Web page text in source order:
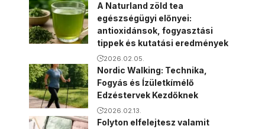
A Naturland zöld tea
egészségügyi előnyei:
antioxidánsok, fogyasztási
tippek és kutatási eredmények
2026.02.05.
Nordic Walking: Technika,
Fogyás és Ízületkímélő
Edzéstervek Kezdőknek
2026.02.13.
Folyton elfelejtesz valamit